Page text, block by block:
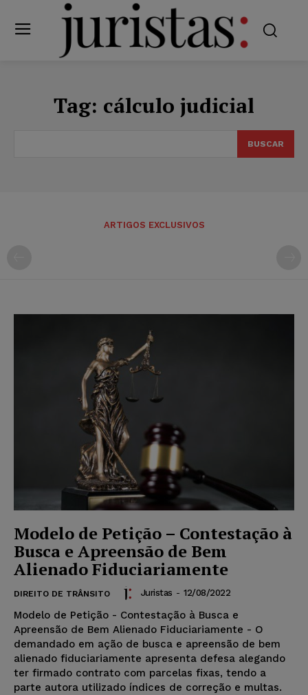
Tag: cálculo judicial
BUSCAR
ARTIGOS EXCLUSIVOS
Modelo de Petição – Contestação à
Busca e Apreensão de Bem
Alienado Fiduciariamente
DIREITO DE TRÂNSITO Juristas - 12/08/2022
Modelo de Petição - Contestação à Busca e
Apreensão de Bem Alienado Fiduciariamente - O
demandado em ação de busca e apreensão de bem
alienado fiduciariamente apresenta defesa alegando
ter firmado contrato com parcelas fixas, tendo a
parte autora utilizado índices de correção e multas.